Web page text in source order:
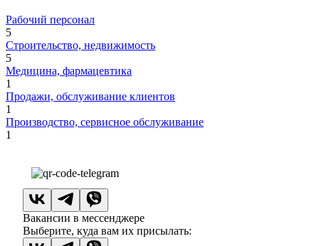
Рабочий персонал
5
Строительство, недвижимость
5
Медицина, фармацевтика
1
Продажи, обслуживание клиентов
1
Производство, сервисное обслуживание
1
Вакансии в мессенджере
Выберите, куда вам их присылать: